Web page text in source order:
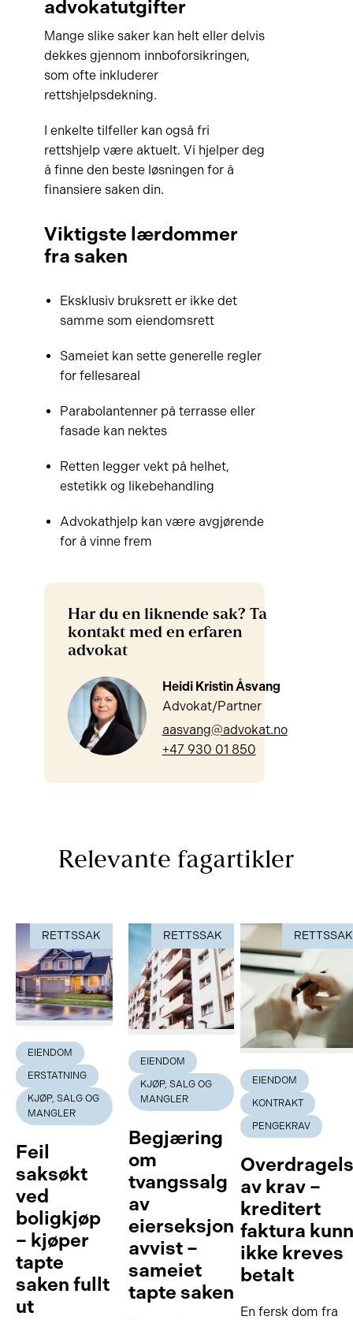
advokatutgifter
Mange slike saker kan helt eller delvis
dekkes gjennom innboforsikringen,
som ofte inkluderer
rettshjelpsdekning.
I enkelte tilfeller kan også fri
rettshjelp være aktuelt. Vi hjelper deg
å finne den beste løsningen for å
finansiere saken din.
Viktigste lærdommer
fra saken
Eksklusiv bruksrett er ikke det
samme som eiendomsrett
Sameiet kan sette generelle regler
for fellesareal
Parabolantenner på terrasse eller
fasade kan nektes
Retten legger vekt på helhet,
estetikk og likebehandling
Advokathjelp kan være avgjørende
for å vinne frem
Har du en liknende sak? Ta
kontakt med en erfaren
advokat
Heidi Kristin Åsvang
Advokat/Partner
aasvang@advokat.no
+47 930 01 850
Relevante fagartikler
RETTSSAK
EIENDOM
ERSTATNING
KJØP, SALG OG
MANGLER
Feil
saksøkt
ved
boligkjøp
– kjøper
tapte
saken fullt
ut
RETTSSAK
EIENDOM
KJØP, SALG OG
MANGLER
Begjæring
om
tvangssalg
av
eierseksjon
avvist –
sameiet
tapte saken
RETTSSAK
EIENDOM
KONTRAKT
PENGEKRAV
av krav –
kreditert
faktura
ikke kreves
betalt
En fersk dom fra